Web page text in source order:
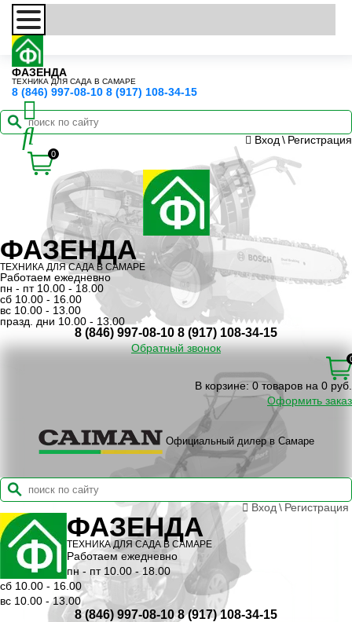
ФАЗЕНДА
ТЕХНИКА ДЛЯ САДА В САМАРЕ
8 (846) 997-08-10 8 (917) 108-34-15
0
Вход \ Регистрация
ФАЗЕНДА
ТЕХНИКА ДЛЯ САДА В САМАРЕ
Работаем ежедневно
пн - пт 10.00 - 18.00
сб 10.00 - 16.00
вс 10.00 - 13.00
празд. дни 10.00 - 13.00
8 (846) 997-08-10 8 (917) 108-34-15
Обратный звонок
В корзине: 0 товаров на 0 руб.
Оформить заказ
Официальный дилер в Самаре
Вход \ Регистрация
ФАЗЕНДА
ТЕХНИКА ДЛЯ САДА В САМАРЕ
Работаем ежедневно
пн - пт 10.00 - 18.00
сб 10.00 - 16.00
вс 10.00 - 13.00
8 (846) 997-08-10 8 (917) 108-34-15